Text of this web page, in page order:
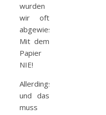
wurden
wir oft
abgewiesen.
Mit dem
Papier
NIE!
Allerdings,
und das
muss